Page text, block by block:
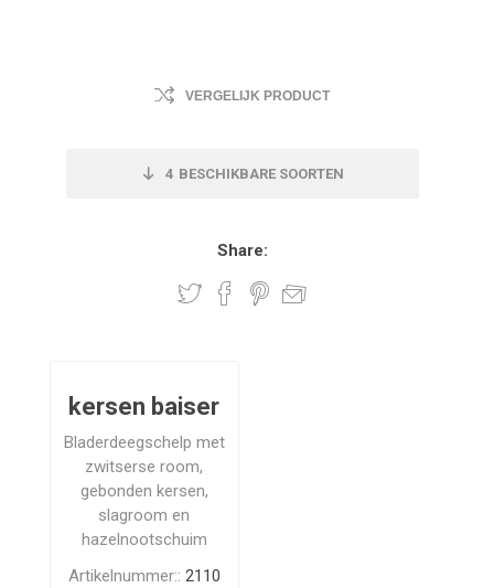
VERGELIJK PRODUCT
4 BESCHIKBARE SOORTEN
Share:
kersen baiser
Bladerdeegschelp met
zwitserse room,
gebonden kersen,
slagroom en
hazelnootschuim
Artikelnummer:: 2110